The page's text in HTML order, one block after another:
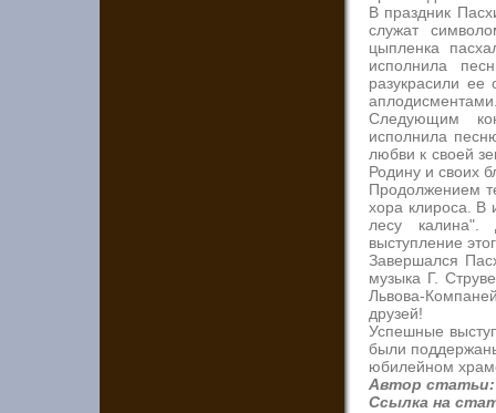
В праздник
служат
цыпленка
исполнила
разукрасили ее
Следующим
исполнила
любви к своей
Родину и своих
Продолжением
хора клироса. В
лесу калина".
выступление
Завершался
музыка Г.
Львова-
друзей!
Успешные
были
юбилейном
Автор статьи:
Ссылка на